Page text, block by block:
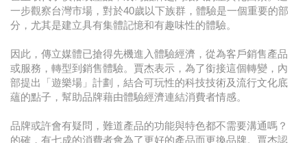
一步觀察台灣市場，對於40歲以下族群，體驗是一個重要的部
分，尤其是建立具有集體記憶和有趣味性的體驗。
因此，傳立媒體已搶得先機進入體驗經濟，從為客戶銷售產品
或服務，轉型到銷售體驗。賈杰表示，為了銜接這個轉變，內
部提出「遊樂場」計劃，結合可玩性的科技技術及流行文化底
蘊的點子，幫助品牌藉由體驗經濟連結消費者情感。
品牌或許會有疑問，難道產品的功能與特色都不需要溝通嗎？
的確，有七成的消費者會為了更好的產品而更換品牌。賈杰認